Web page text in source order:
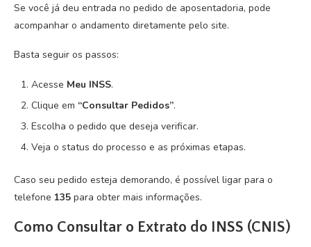
Se você já deu entrada no pedido de aposentadoria, pode
acompanhar o andamento diretamente pelo site.
Basta seguir os passos:
Acesse Meu INSS.
Clique em “Consultar Pedidos”.
Escolha o pedido que deseja verificar.
Veja o status do processo e as próximas etapas.
Caso seu pedido esteja demorando, é possível ligar para o
telefone 135 para obter mais informações.
Como Consultar o Extrato do INSS (CNIS)